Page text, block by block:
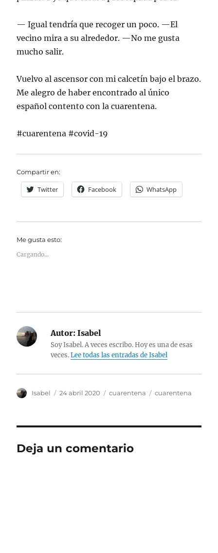
— Igual tendría que recoger un poco. —El
vecino mira a su alrededor. —No me gusta
mucho salir.
Vuelvo al ascensor con mi calcetín bajo el brazo.
Me alegro de haber encontrado al único
español contento con la cuarentena.
#cuarentena #covid-19
Compartir en:
Twitter Facebook WhatsApp
Me gusta esto:
Cargando...
Autor: Isabel
Soy Isabel. A veces escribo. Hoy es una de esas
veces.Lee todas las entradas de Isabel
Autor
Isabel
Publicado
24 abril 2020 Categorías
cuarentena Etiquetas
cuarentena
Deja un comentario